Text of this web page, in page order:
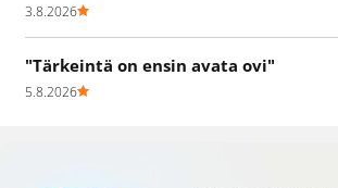
3.8.2026
"Tärkeintä on ensin avata ovi"
5.8.2026